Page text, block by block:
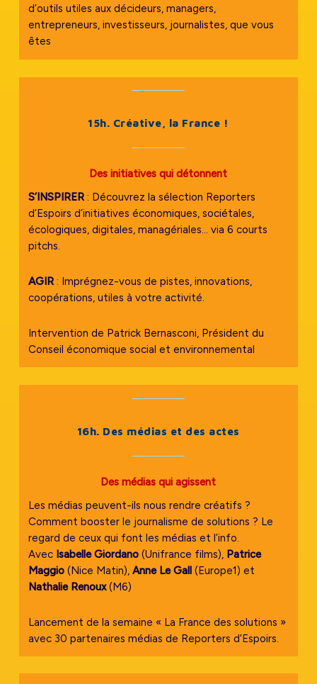
d’outils utiles aux décideurs, managers,
entrepreneurs, investisseurs, journalistes, que vous
êtes
15h. Créative, la France !
Des initiatives qui détonnent
S’INSPIRER: Découvrez la sélection Reporters
d’Espoirs d’initiatives économiques, sociétales,
écologiques, digitales, managériales… via 6 courts
pitchs.
AGIR: Imprégnez-vous de pistes, innovations,
coopérations, utiles à votre activité.
Intervention de Patrick Bernasconi, Président du
Conseil économique social et environnemental
16h. Des médias et des actes
Des médias qui agissent
Les médias peuvent-ils nous rendre créatifs ?
Comment booster le journalisme de solutions ? Le
regard de ceux qui font les médias et l’info.
Avec Isabelle Giordano (Unifrance films), Patrice
Maggio (Nice Matin),Anne Le Gall (Europe1) et
Nathalie Renoux(M6)
Lancement de la semaine « La France des solutions »
avec 30 partenaires médias de Reporters d’Espoirs.